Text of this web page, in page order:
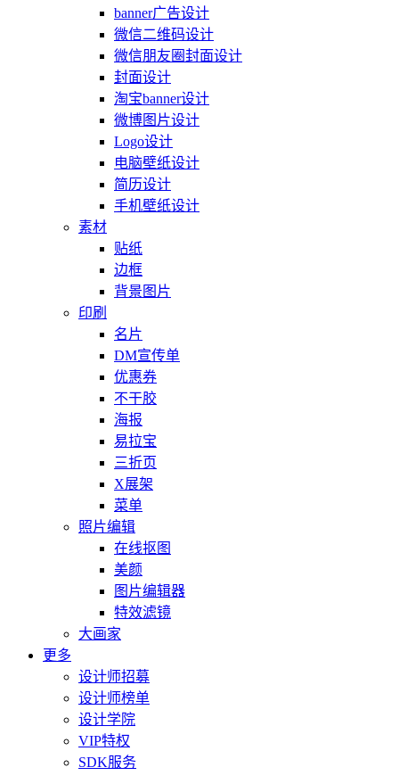
banner广告设计
微信二维码设计
微信朋友圈封面设计
封面设计
淘宝banner设计
微博图片设计
Logo设计
电脑壁纸设计
简历设计
手机壁纸设计
素材
贴纸
边框
背景图片
印刷
名片
DM宣传单
优惠券
不干胶
海报
易拉宝
三折页
X展架
菜单
照片编辑
在线抠图
美颜
图片编辑器
特效滤镜
大画家
更多
设计师招募
设计师榜单
设计学院
VIP特权
SDK服务